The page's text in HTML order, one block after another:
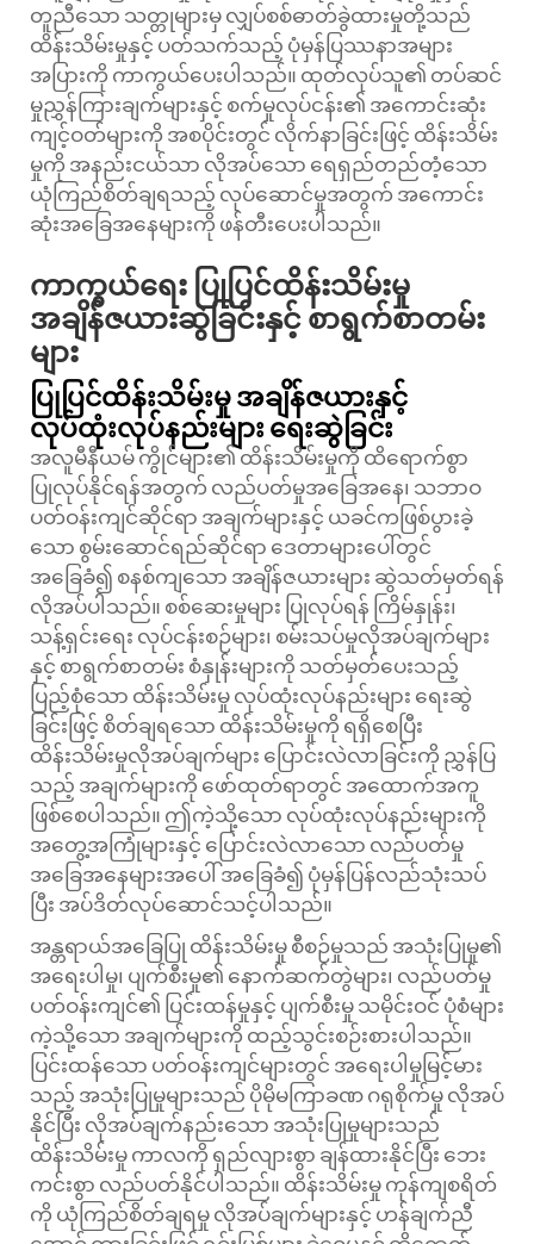
တူညီသော သတ္တုများမှ လျှပ်စစ်ဓာတ်ခွဲထားမှုတို့သည်
ထိန်းသိမ်းမှုနှင့် ပတ်သက်သည့် ပုံမှန်ပြဿနာအများ
အပြားကို ကာကွယ်ပေးပါသည်။ ထုတ်လုပ်သူ၏ တပ်ဆင်
မှုညွှန်ကြားချက်များနှင့် စက်မှုလုပ်ငန်း၏ အကောင်းဆုံး
ကျင့်ဝတ်များကို အစပိုင်းတွင် လိုက်နာခြင်းဖြင့် ထိန်းသိမ်း
မှုကို အနည်းငယ်သာ လိုအပ်သော ရေရှည်တည်တံ့သော
ယုံကြည်စိတ်ချရသည့် လုပ်ဆောင်မှုအတွက် အကောင်း
ဆုံးအခြေအနေများကို ဖန်တီးပေးပါသည်။
ကာကွယ်ရေး ပြုပြင်ထိန်းသိမ်းမှု
အချိန်ဇယားဆွဲခြင်းနှင့် စာရွက်စာတမ်း
များ
ပြုပြင်ထိန်းသိမ်းမှု အချိန်ဇယားနှင့်
လုပ်ထုံးလုပ်နည်းများ ရေးဆွဲခြင်း
အလူမီနီယမ် ကွိုင်များ၏ ထိန်းသိမ်းမှုကို ထိရောက်စွာ
ပြုလုပ်နိုင်ရန်အတွက် လည်ပတ်မှုအခြေအနေ၊ သဘာဝ
ပတ်ဝန်းကျင်ဆိုင်ရာ အချက်များနှင့် ယခင်ကဖြစ်ပွားခဲ့
သော စွမ်းဆောင်ရည်ဆိုင်ရာ ဒေတာများပေါ်တွင်
အခြေခံ၍ စနစ်ကျသော အချိန်ဇယားများ ဆွဲသတ်မှတ်ရန်
လိုအပ်ပါသည်။ စစ်ဆေးမှုများ ပြုလုပ်ရန် ကြိမ်နှုန်း၊
သန့်ရှင်းရေး လုပ်ငန်းစဉ်များ၊ စမ်းသပ်မှုလိုအပ်ချက်များ
နှင့် စာရွက်စာတမ်း စံနှုန်းများကို သတ်မှတ်ပေးသည့်
ပြည့်စုံသော ထိန်းသိမ်းမှု လုပ်ထုံးလုပ်နည်းများ ရေးဆွဲ
ခြင်းဖြင့် စိတ်ချရသော ထိန်းသိမ်းမှုကို ရရှိစေပြီး
ထိန်းသိမ်းမှုလိုအပ်ချက်များ ပြောင်းလဲလာခြင်းကို ညွှန်ပြ
သည့် အချက်များကို ဖော်ထုတ်ရာတွင် အထောက်အကူ
ဖြစ်စေပါသည်။ ဤကဲ့သို့သော လုပ်ထုံးလုပ်နည်းများကို
အတွေ့အကြုံများနှင့် ပြောင်းလဲလာသော လည်ပတ်မှု
အခြေအနေများအပေါ် အခြေခံ၍ ပုံမှန်ပြန်လည်သုံးသပ်
ပြီး အပ်ဒိတ်လုပ်ဆောင်သင့်ပါသည်။
အန္တရာယ်အခြေပြု ထိန်းသိမ်းမှု စီစဉ်မှုသည် အသုံးပြုမှု၏
အရေးပါမှု၊ ပျက်စီးမှု၏ နောက်ဆက်တွဲများ၊ လည်ပတ်မှု
ပတ်ဝန်းကျင်၏ ပြင်းထန်မှုနှင့် ပျက်စီးမှု သမိုင်းဝင် ပုံစံများ
ကဲ့သို့သော အချက်များကို ထည့်သွင်းစဉ်းစားပါသည်။
ပြင်းထန်သော ပတ်ဝန်းကျင်များတွင် အရေးပါမှုမြင့်မား
သည့် အသုံးပြုမှုများသည် ပိုမိုမကြာခဏ ဂရုစိုက်မှု လိုအပ်
နိုင်ပြီး လိုအပ်ချက်နည်းသော အသုံးပြုမှုများသည်
ထိန်းသိမ်းမှု ကာလကို ရှည်လျားစွာ ချန်ထားနိုင်ပြီး ဘေး
ကင်းစွာ လည်ပတ်နိုင်ပါသည်။ ထိန်းသိမ်းမှု ကုန်ကျစရိတ်
ကို ယုံကြည်စိတ်ချရမှု လိုအပ်ချက်များနှင့် ဟန်ချက်ညီ